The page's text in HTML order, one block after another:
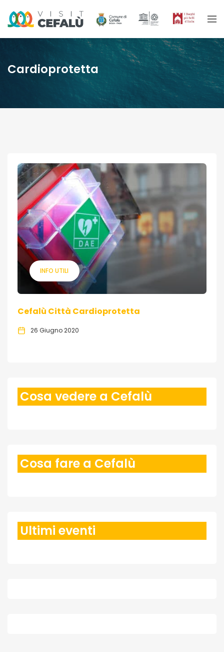
Cardioprotetta
INFO UTILI
Cefalù Città Cardioprotetta
26 Giugno 2020
Cosa vedere a Cefalù
Cosa fare a Cefalù
Ultimi eventi